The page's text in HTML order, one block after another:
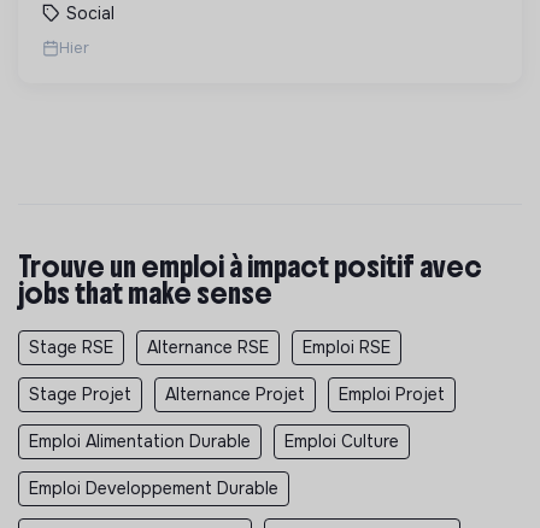
Social
Hier
Trouve un emploi à impact positif avec
jobs that make sense
Stage RSE Alternance RSE Emploi RSE
Stage Projet Alternance Projet Emploi Projet
Emploi Alimentation Durable Emploi Culture
Emploi Developpement Durable